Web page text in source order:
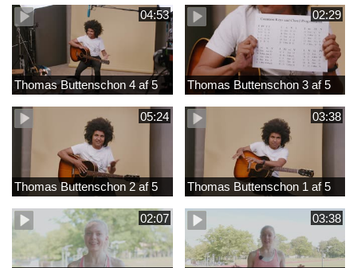
04:53
Thomas Buttenschon 4 af 5
02:29
Thomas Buttenschon 3 af 5
05:24
Thomas Buttenschon 2 af 5
03:38
Thomas Buttenschon 1 af 5
02:07 03:38